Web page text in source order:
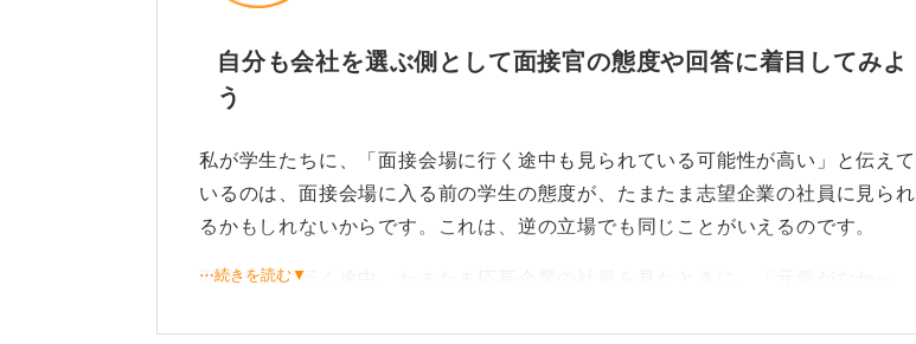
自分も会社を選ぶ側として面接官の態度や回答に着目してみよ
う
私が学生たちに、「面接会場に行く途中も見られている可能性が高い」と伝えて
いるのは、面接会場に入る前の学生の態度が、たまたま志望企業の社員に見られ
るかもしれないからです。これは、逆の立場でも同じことがいえるのです。
面接会場に行く途中、たまたま応募企業の社員を見たときに、「元気がなかっ
⋯続きを読む▼